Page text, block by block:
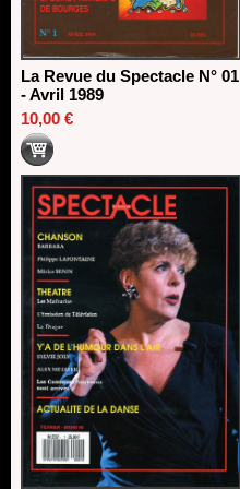
La Revue du Spectacle N° 01
- Avril 1989
10,00 €